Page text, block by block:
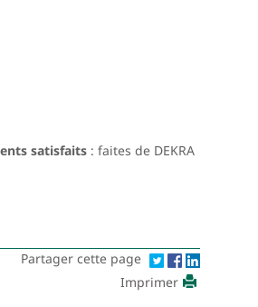
satisfaits : faites de DEKRA
Partager cette page
Imprimer